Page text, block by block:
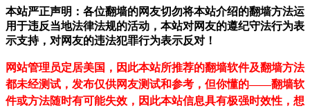
本站严正声明：各位翻墙的网友切勿将本站介绍的翻墙方法运
用于违反当地法律法规的活动，本站对网友的遵纪守法行为表
示支持，对网友的违法犯罪行为表示反对！
网站管理员定居美国，因此本站所推荐的翻墙软件及翻墙方法
都未经测试，发布仅供网友测试和参考，但你懂的——翻墙软
件或方法随时有可能失效，因此本站信息具有极强时效性，想